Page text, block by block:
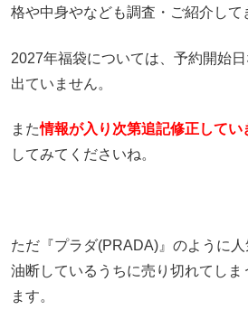
格や中身やなども調査・ご紹介して
2027年福袋については、予約開始
出ていません。
また情報が入り次第追記修正してい
してみてくださいね。
ただ『プラダ(PRADA)』のように人
油断しているうちに売り切れてし
ます。